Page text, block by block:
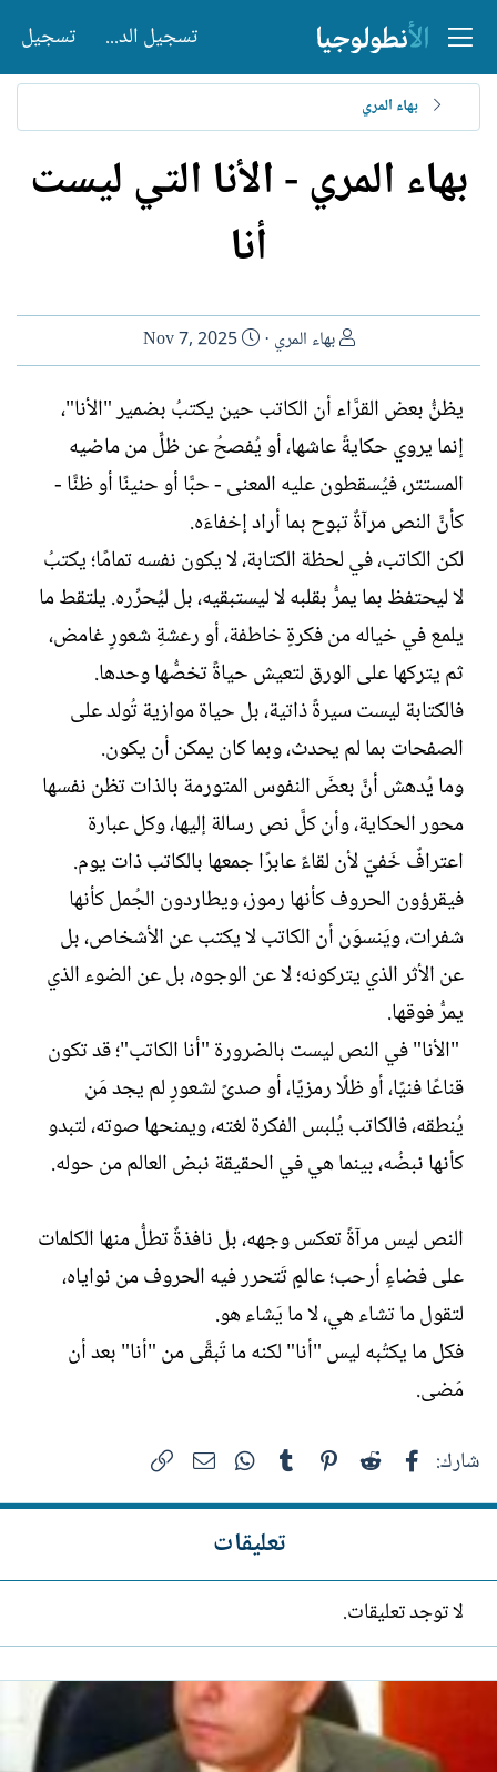
تسجيل الدخول تسجيل
بهاء المري
بهاء المري - الأنا التي ليست
أنا
ا
ل
ك
ت
بهاء المري
ت
ا
ي
خ
ل
إ
ن
ا
ء
Nov 7, 2025
يظنُّ بعض القرَّاء أن الكاتب حين يكتبُ بضمير ‏‏"الأنا"،
إنما يروي حكايةً عاشها، أو يُفصحُ عن ظلٍّ من ماضيه
‏المستتر، فيُسقطون عليه المعنى - حبًّا أو حنينًا أو ظنًّا -
كأنَّ النص ‏مرآةٌ تبوح بما أراد إخفاءَه. ‏
لكن الكاتب، في لحظة الكتابة، لا يكون نفسه تمامًا؛ ‏يكتبُ
لا ليحتفظ بما يمرُّ بقلبه لا ليستبقيه، بل ليُحرِّره. يلتقط ما
‏يلمع في خياله من فكرةٍ خاطفة، أو رعشةِ شعورٍ غامض،
ثم ‏يتركها على الورق لتعيش حياةً تخصُّها وحدها. ‏
فالكتابة ليست سيرةً ذاتية، بل حياة موازية تُولد على
‏الصفحات بما لم يحدث، وبما كان يمكن أن يكون.‏
وما يُدهش أنَّ بعضَ النفوس المتورمة بالذات تظن ‏نفسها
محور الحكاية، وأن كلَّ نص رسالة إليها، وكل عبارة
اعترافٌ ‏خَفيّ لأن لقاءً عابرًا جمعها بالكاتب ذات يوم.
فيقرؤون الحروف ‏كأنها رموز، ويطاردون الجُمل كأنها
شفرات، ويَنسوَن أن الكاتب ‏لا يكتب عن الأشخاص، بل
عن الأثر الذي يتركونه؛ لا عن ‏الوجوه، بل عن الضوء الذي
يمرُّ فوقها. ‏
‏ "الأنا" في النص ليست بالضرورة "أنا الكاتب"؛ قد ‏تكون
قناعًا فنيًا، أو ظلًا رمزيًا، أو صدىً لشعورٍ لم يجد مَن
يُنطقه، ‏فالكاتب يُلبس الفكرة لغته، ويمنحها صوته، لتبدو
كأنها نبضُه، ‏بينما هي في الحقيقة نبض العالم من حوله.
النص ليس مرآةً تعكس وجهه، بل نافذةٌ تطلُّ منها ‏الكلمات
على فضاءٍ أرحب؛ عالمٍٍ تَتحرر فيه الحروف من نواياه،
‏لتقول ما تشاء هي، لا ما يَشاء هو. ‏
فكل ما يكتُبه ليس "أنا" لكنه ما تَبقَّى من "أنا" بعد أن
‏مَضى.‏
شارك: فيسبوك Reddit
Pinterest
Tumblr
WhatsAppالبريد الإلكتروني
تعليقات
لا توجد تعليقات.